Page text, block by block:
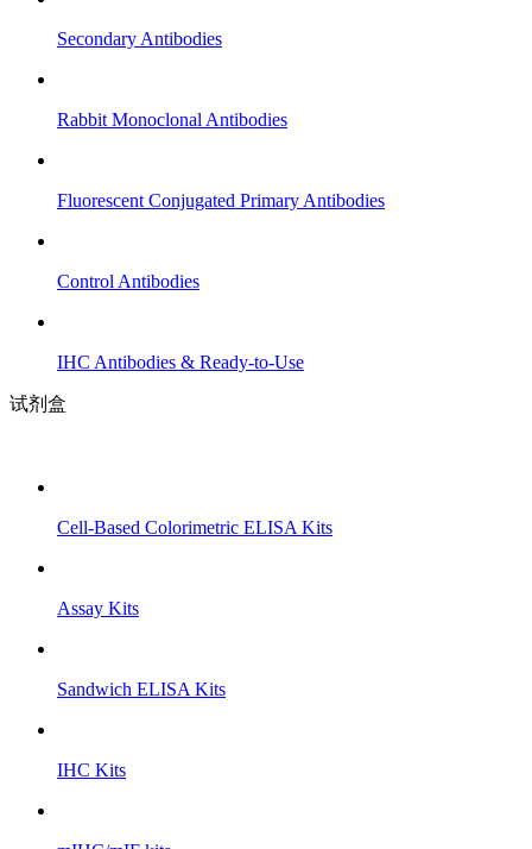
Secondary Antibodies
Rabbit Monoclonal Antibodies
Fluorescent Conjugated Primary Antibodies
Control Antibodies
IHC Antibodies & Ready-to-Use
试剂盒
Cell-Based Colorimetric ELISA Kits
Assay Kits
Sandwich ELISA Kits
IHC Kits